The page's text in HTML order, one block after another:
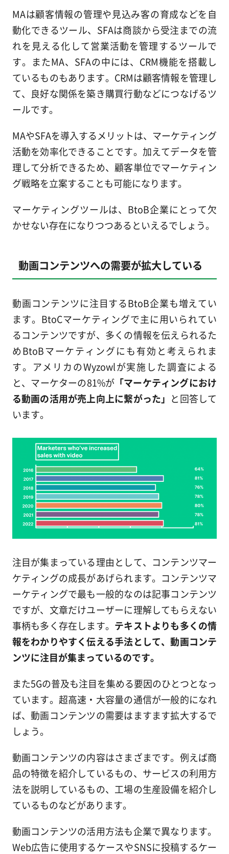
MAは顧客情報の管理や見込み客の育成などを自
動化できるツール、SFAは商談から受注までの流
れを見える化して営業活動を管理するツールで
す。またMA、SFAの中には、CRM機能を搭載し
ているものもあります。CRMは顧客情報を管理し
て、良好な関係を築き購買行動などにつなげるツ
ールです。
MAやSFAを導入するメリットは、マーケティング
活動を効率化できることです。加えてデータを管
理して分析できるため、顧客単位でマーケティン
グ戦略を立案することも可能になります。
マーケティングツールは、BtoB企業にとって欠
かせない存在になりつつあるといえるでしょう。
動画コンテンツへの需要が拡大している
動画コンテンツに注目するBtoB企業も増えてい
ます。BtoCマーケティングで主に用いられてい
るコンテンツですが、多くの情報を伝えられるた
めBtoBマーケティングにも有効と考えられま
す。アメリカのWyzowlが実施した調査による
と、マーケターの81%が 「マーケティングにおけ
る動画の活用が売上向上に繋がった」 と回答して
います。
注目が集まっている理由として、コンテンツマー
ケティングの成長があげられます。コンテンツマ
ーケティングで最も一般的なのは記事コンテンツ
ですが、文章だけユーザーに理解してもらえない
事柄も多く存在します。 テキストよりも多くの情
報をわかりやすく伝える手法として、動画コンテ
ンツに注目が集まっているのです。
また5Gの普及も注目を集める要因のひとつとなっ
ています。超高速・大容量の通信が一般的になれ
ば、動画コンテンツの需要はますます拡大するで
しょう。
動画コンテンツの内容はさまざまです。例えば商
品の特徴を紹介しているもの、サービスの利用方
法を説明しているもの、工場の生産設備を紹介し
ているものなどがあります。
動画コンテンツの活用方法も企業で異なります。
Web広告に使用するケースやSNSに投稿するケー